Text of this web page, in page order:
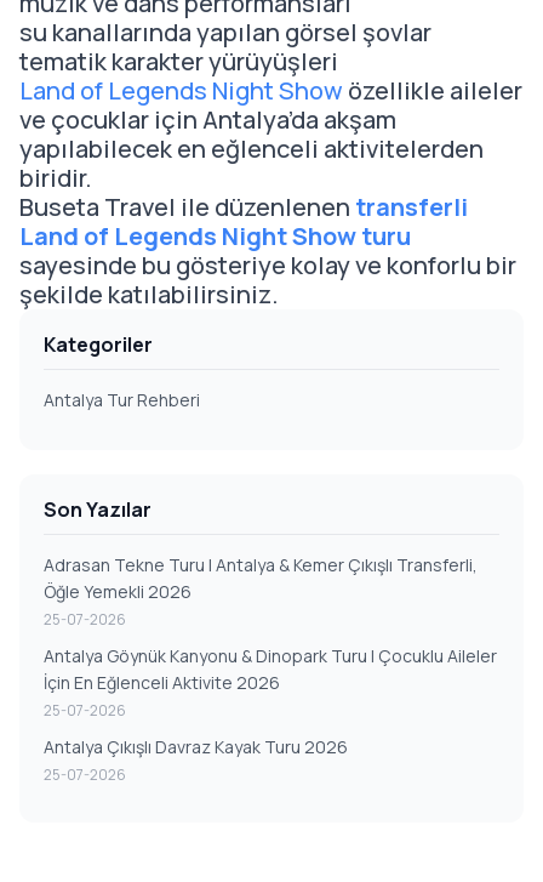
su kanallarında yapılan görsel şovlar
tematik karakter yürüyüşleri
Land of Legends Night Show özellikle aileler
ve çocuklar için Antalya’da akşam
yapılabilecek en eğlenceli aktivitelerden
biridir.
Buseta Travel ile düzenlenen transferli
Land of Legends Night Show turu
sayesinde bu gösteriye kolay ve konforlu bir
şekilde katılabilirsiniz.
Kategoriler
Antalya Tur Rehberi
Son Yazılar
Adrasan Tekne Turu | Antalya & Kemer Çıkışlı Transferli,
Öğle Yemekli 2026
25-07-2026
Antalya Göynük Kanyonu & Dinopark Turu | Çocuklu Aileler
İçin En Eğlenceli Aktivite 2026
25-07-2026
Antalya Çıkışlı Davraz Kayak Turu 2026
25-07-2026